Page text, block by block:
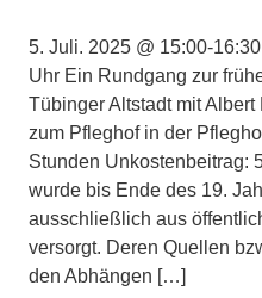
5. Juli. 2025 @ 15:00-
Uhr Ein Rundgang zur
Tübinger Altstadt mit
zum Pfleghof in der
Stunden Unkostenbeitrag:
wurde bis Ende des 19.
ausschließlich aus
versorgt. Deren Quellen
den Abhängen […]